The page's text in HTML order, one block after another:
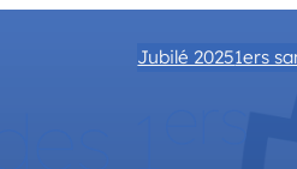
Jubilé 20251ers